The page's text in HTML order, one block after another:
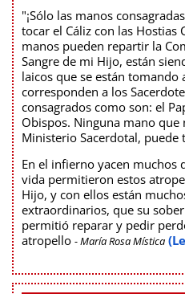
"¡Sólo las manos
tocar el Cáliz con las Hostias
manos pueden repartir la
Sangre de mi Hijo, están
laicos que se están
corresponden a los
consagrados como son: el
Obispos. Ninguna mano que
Ministerio Sacerdotal, puede
En el infierno yacen muchos
vida permitieron estos
Hijo, y con ellos están
extraordinarios, que su
permitió reparar y pedir
atropello - María Rosa Mística